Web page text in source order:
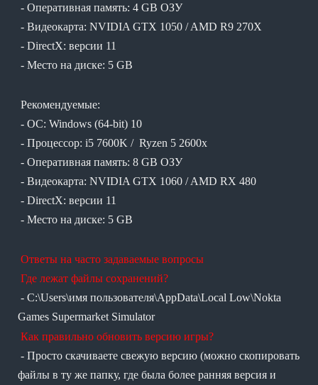
- Оперативная память: 4 GB ОЗУ
- Видеокарта: NVIDIA GTX 1050 / AMD R9 270X
- DirectX: версии 11
- Место на диске: 5 GB
Рекомендуемые:
- ОС: Windows (64-bit) 10
- Процессор: i5 7600K / Ryzen 5 2600x
- Оперативная память: 8 GB ОЗУ
- Видеокарта: NVIDIA GTX 1060 / AMD RX 480
- DirectX: версии 11
- Место на диске: 5 GB
Ответы на часто задаваемые вопросы
Где лежат файлы сохранений?
- C:\Users\имя пользователя\АрpData\Local Low\Nokta
Games Supermarket Simulator
Как правильно обновить версию игры?
- Просто скачиваете свежую версию (можно скопировать
файлы в ту же папку, где была более ранняя версия и